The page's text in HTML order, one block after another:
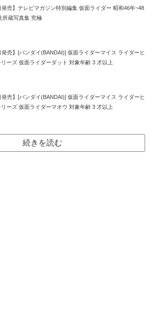
発売】テレビマガジン特別編集 仮面ライダー 昭和46年~48
所蔵写真集 究極
発売】[バンダイ(BANDAI)] 仮面ライダーマイス ライダーヒ
リーズ 仮面ライダーダット 対象年齢 3 才以上
発売】[バンダイ(BANDAI)] 仮面ライダーマイス ライダーヒ
リーズ 仮面ライダーマオウ 対象年齢 3 才以上
続きを読む